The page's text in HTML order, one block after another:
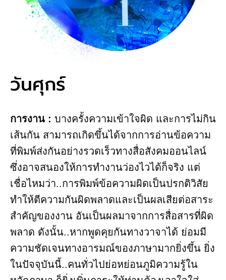
วันศุกร์
การงาน​ : ​บางครั้งความเข้าใจผิด และการไม่กิน
เส้นกัน สามารถเกิดขึ้นได้จากการอ่านข้อความ
ที่พิมพ์ส่งกันอย่างรวดเร็วทางสื่อสังคมออนไลน์
ซึ่งอาจสนองให้การทำงานว่องไวได้ก็จริง แต่
เชื่อไหมว่า..การพิมพ์ข้อความผิดเป็นปรกติวิสัย
ทำให้ตีความกันผิดพลาดและเป็นผลเสียต่อสาระ
สำคัญของงาน อันเป็นผลมาจากการสื่อสารที่ผิด
พลาด ดังนั้น..หากพูดคุยกันทางวาจาได้ ย่อมมี
ความชัดเจนทางอารมณ์ของภาษามากยิ่งขึ้น ยิ่ง
ในปัจจุบันนี้..คนทั่วไปย่อหย่อนภูมิความรู้ใน